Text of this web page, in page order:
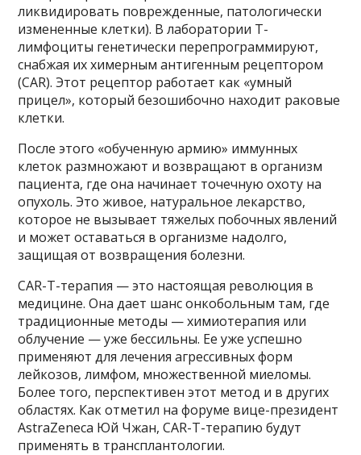
ликвидировать поврежденные, патологически
измененные клетки). В лаборатории Т-
лимфоциты генетически перепрограммируют,
снабжая их химерным антигенным рецептором
(CAR). Этот рецептор работает как «умный
прицел», который безошибочно находит раковые
клетки.
После этого «обученную армию» иммунных
клеток размножают и возвращают в организм
пациента, где она начинает точечную охоту на
опухоль. Это живое, натуральное лекарство,
которое не вызывает тяжелых побочных явлений
и может оставаться в организме надолго,
защищая от возвращения болезни.
CAR-T-терапия — это настоящая революция в
медицине. Она дает шанс онкобольным там, где
традиционные методы — химиотерапия или
облучение — уже бессильны. Ее уже успешно
применяют для лечения агрессивных форм
лейкозов, лимфом, множественной миеломы.
Более того, перспективен этот метод и в других
областях. Как отметил на форуме вице-президент
AstraZeneca Юй Чжан, CAR-T-терапию будут
применять в трансплантологии.